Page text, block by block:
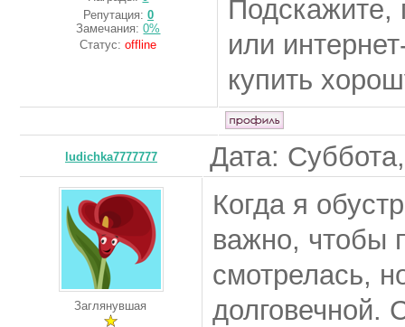
Репутация: 0
Замечания:0%
Статус:offline
Подскажите,
или
купить
ludichka7777777 Дата:
Заглянувшая
Когда я
важно, чтобы
смотрелась,
долговечной.